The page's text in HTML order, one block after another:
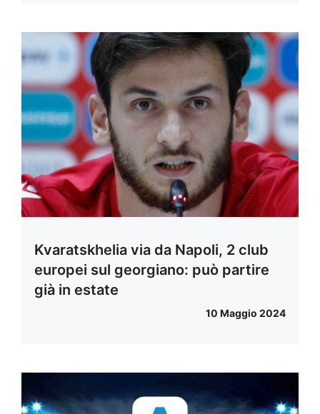
Kvaratskhelia via da Napoli, 2 club
europei sul georgiano: può partire
già in estate
10 Maggio 2024